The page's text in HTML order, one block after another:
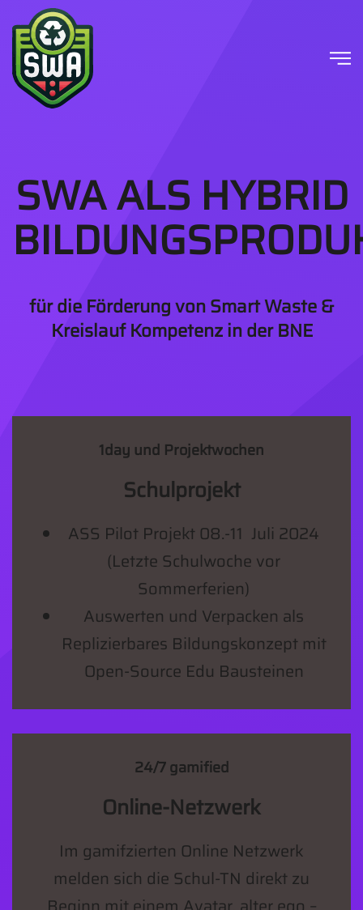
Skip to main content
SWA ALS HYBRID
für die Förderung von Smart Waste &
Kreislauf Kompetenz in der BNE
1day und Projektwochen
Schulprojekt
ASS Pilot Projekt 08.-11 Juli 2024
(Letzte Schulwoche vor
Sommerferien)
Auswerten und Verpacken als
Replizierbares Bildungskonzept mit
Open-Source Edu Bausteinen
24/7 gamified
Online-Netzwerk
Im gamifzierten Online Netzwerk
melden sich die Schul-TN direkt zu